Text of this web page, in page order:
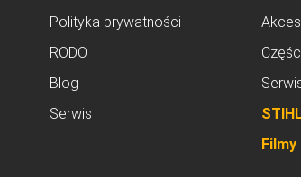
Polityka prywatności
RODO
Blog
Serwis